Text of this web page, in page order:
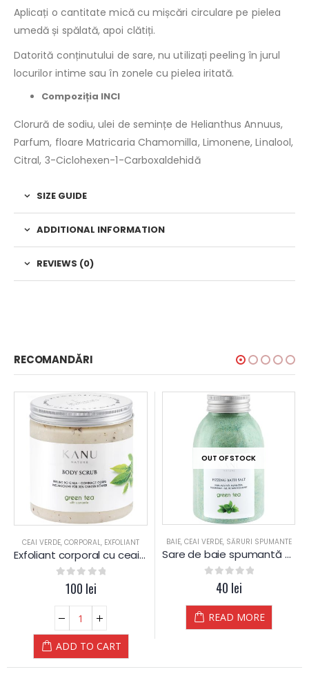
Aplicați o cantitate mică cu mișcări circulare pe pielea
umedă și spălată, apoi clătiți.
Datorită conținutului de sare, nu utilizați peeling în jurul
locurilor intime sau în zonele cu pielea iritată.
Compoziția INCI
Clorură de sodiu, ulei de semințe de Helianthus Annuus,
Parfum, floare Matricaria Chamomilla, Limonene, Linalool,
Citral, 3-Ciclohexen-1-Carboxaldehidă
SIZE GUIDE
ADDITIONAL INFORMATION
REVIEWS (0)
RECOMANDĂRI
CEAI VERDE, CORPORAL, EXFOLIANT
Exfoliant corporal cu ceai verde și mușețel
out of 5
100 lei
ADD TO CART
OUT OF STOCK
BAIE, CEAI VERDE, SĂRURI SPUMANTE
Sare de baie spumantă de ceai verde
out of 5
40 lei
READ MORE